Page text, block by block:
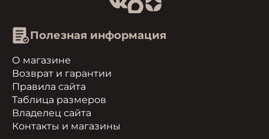
Полезная информация
О магазине
Возврат и гарантии
Правила сайта
Таблица размеров
Владелец сайта
Контакты и магазины